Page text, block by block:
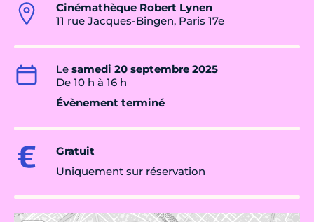
Cinémathèque Robert Lynen
11 rue Jacques-Bingen, Paris 17e
Le samedi 20 septembre 2025
De 10 h à 16 h
Évènement terminé
Gratuit
Uniquement sur réservation